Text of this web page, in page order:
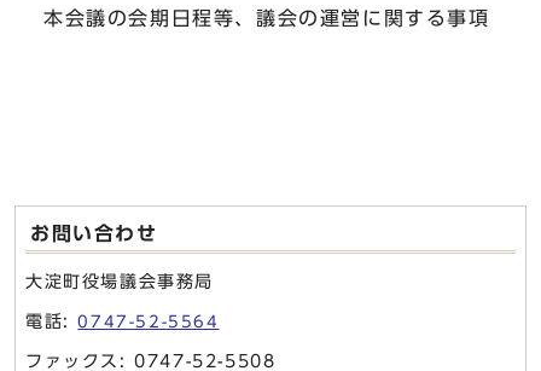
本会議の会期日程等、議会の運営に関する事項
お問い合わせ
大淀町役場議会事務局
電話:0747-52-5564
ファックス: 0747-52-5508